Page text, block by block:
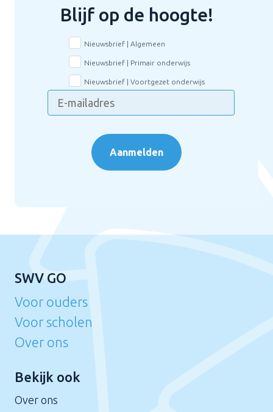
Blijf op de hoogte!
Aanmelden
Nieuwsbrief | Algemeen
Nieuwsbrief | Primair onderwijs
Nieuwsbrief | Voortgezet onderwijs
SWV GO
Voor ouders
Voor scholen
Over ons
Bekijk ook
Over ons